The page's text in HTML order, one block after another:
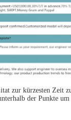
zur kürzesten Zeit
der Punkte